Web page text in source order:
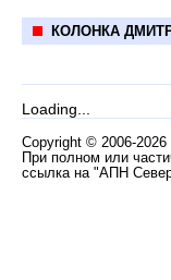
КОЛОНКА
Loading...
Copyright © 2006-
При полном или
ссылка на "АПН